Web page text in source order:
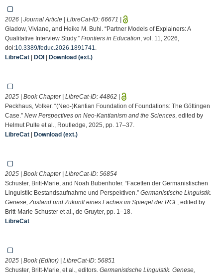
2026 | Journal Article | LibreCat-ID: 66671 |
Gladow, Viviane, and Heike M. Buhl. “Partner Models of Explainers: A
Qualitative Interview Study.” Frontiers in Education , vol. 11, 2026,
doi:10.3389/feduc.2026.1891741
LibreCat | DOI | Download (ext.)
2025 | Book Chapter | LibreCat-ID: 44862 |
Peckhaus, Volker. “(Neo-)Kantian Foundation of Foundations: The Göttingen
Case.” New Perspectives on Neo-Kantianism and the Sciences , edited by
Helmut Pulte et al., Routledge, 2025, pp. 17–37.
LibreCat | Download (ext.)
2025 | Book Chapter | LibreCat-ID: 56854
Schuster, Britt-Marie, and Noah Bubenhofer. “Facetten der Germanistischen
Linguistik: Bestandsaufnahme und Perspektiven.” Germanistische Linguistik.
Genese, Zustand und Zukunft eines Faches im Spiegel der RGL
, edited by
Britt-Marie Schuster et al., de Gruyter, pp. 1–18.
LibreCat
2025 | Book (Editor) | LibreCat-ID: 56851
Schuster, Britt-Marie, et al., editors. Germanistische Linguistik. Genese,